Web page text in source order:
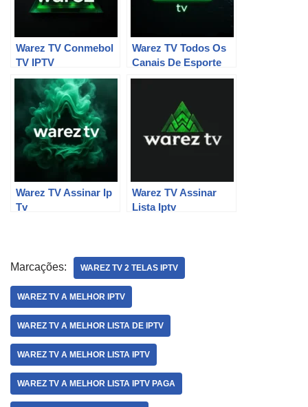
Warez TV Conmebol
TV IPTV
Warez TV Todos Os
Canais De Esporte
Warez TV Assinar Ip
Tv
Warez TV Assinar
Lista Iptv
Marcações: WAREZ TV 2 TELAS IPTV
WAREZ TV A MELHOR IPTV
WAREZ TV A MELHOR LISTA DE IPTV
WAREZ TV A MELHOR LISTA IPTV
WAREZ TV A MELHOR LISTA IPTV PAGA